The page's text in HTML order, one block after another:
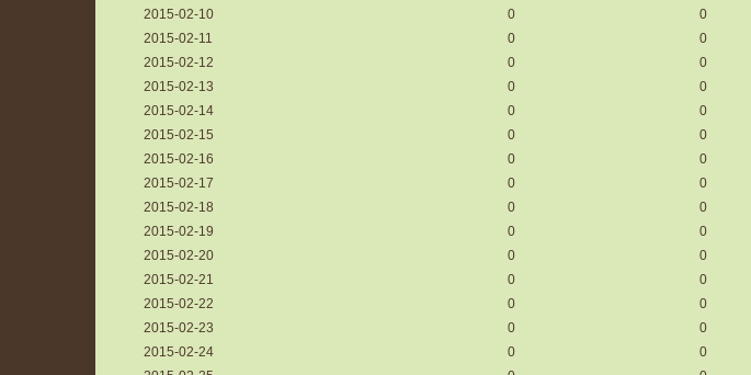
2015-02-10
0 0
2015-02-11
0 0
2015-02-12
0 0
2015-02-13
0 0
2015-02-14
0 0
2015-02-15
0 0
2015-02-16
0 0
2015-02-17
0 0
2015-02-18
0 0
2015-02-19
0 0
2015-02-20
0 0
2015-02-21
0 0
2015-02-22
0 0
2015-02-23
0 0
2015-02-24
0 0